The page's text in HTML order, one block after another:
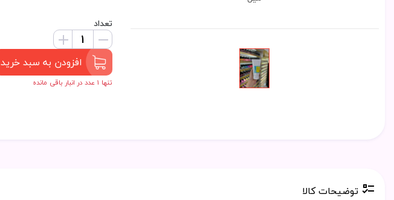
تعداد
افزودن به سبد خرید
تنها 1 عدد در انبار باقی مانده
توضیحات کالا